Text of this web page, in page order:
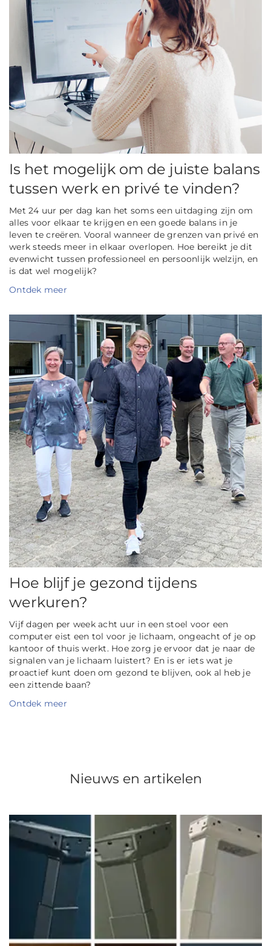
Is het mogelijk om de juiste balans
tussen werk en privé te vinden?
Met 24 uur per dag kan het soms een uitdaging zijn om
alles voor elkaar te krijgen en een goede balans in je
leven te creëren. Vooral wanneer de grenzen van privé en
werk steeds meer in elkaar overlopen. Hoe bereikt je dit
evenwicht tussen professioneel en persoonlijk welzijn, en
is dat wel mogelijk?
Ontdek meer
Hoe blijf je gezond tijdens
werkuren?
Vijf dagen per week acht uur in een stoel voor een
computer eist een tol voor je lichaam, ongeacht of je op
kantoor of thuis werkt. Hoe zorg je ervoor dat je naar de
signalen van je lichaam luistert? En is er iets wat je
proactief kunt doen om gezond te blijven, ook al heb je
een zittende baan?
Ontdek meer
Nieuws en artikelen